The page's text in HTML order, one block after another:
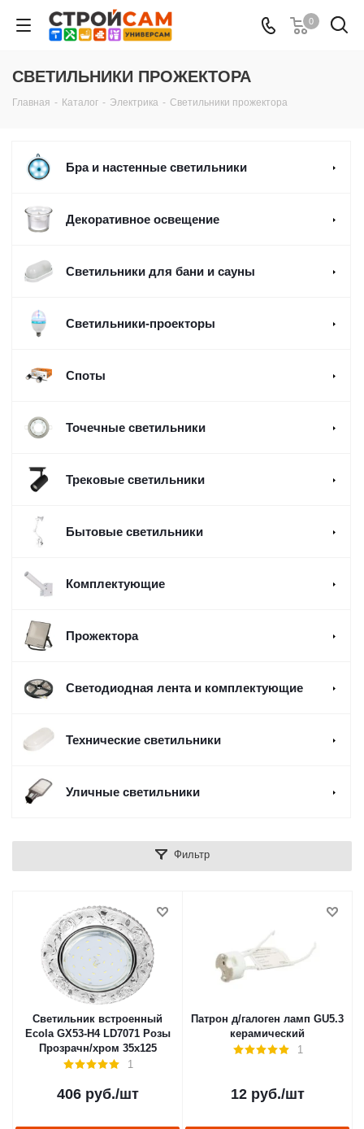
0
СВЕТИЛЬНИКИ ПРОЖЕКТОРА
Главная - Каталог - Электрика - Светильники прожектора
Бра и настенные светильники
Декоративное освещение
Светильники для бани и сауны
Светильники-проекторы
Споты
Точечные светильники
Трековые светильники
Бытовые светильники
Комплектующие
Прожектора
Светодиодная лента и комплектующие
Технические светильники
Уличные светильники
Фильтр
Светильник встроенный
Ecola GX53-H4 LD7071 Розы
Прозрачн/хром 35х125
1
406руб./шт
Патрон д/галоген ламп GU5.3
керамический
1
12руб./шт